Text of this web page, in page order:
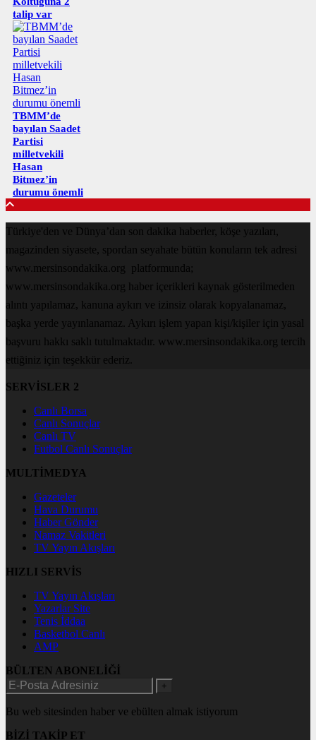
talip var
TBMM’de
bayılan Saadet
Partisi
milletvekili
Hasan
Bitmez’in
durumu önemli
Türkiye'den ve Dünya’dan son dakika haberler, köşe yazıları,
magazinden siyasete, spordan seyahate bütün konuların tek adresi
www.mersinsondakika.org platformunda;
www.mersinsondakika.org haber içerikleri kaynak gösterilmeden
alıntı yapılamaz, kanuna aykırı ve izinsiz olarak kopyalanamaz,
başka yerde yayınlanamaz. Aykırı işlem yapan kişi/kişiler için yasal
başvuru hakkı saklı tutulmaktadır. www.mersinsondakika.org tercih
ettiğiniz için teşekkür ederiz.
SERVİSLER 2
Canlı Borsa
Canlı Sonuçlar
Canlı TV
Futbol Canlı Sonuçlar
MULTİMEDYA
Gazeteler
Hava Durumu
Haber Gönder
Namaz Vakitleri
TV Yayın Akışları
HIZLI SERVİS
TV Yayın Akışları
Yazarlar Site
Tenis İddaa
Basketbol Canlı
AMP
BÜLTEN ABONELİĞİ
+
Bu web sitesinden haber ve ebülten almak istiyorum
BİZİ TAKİP ET